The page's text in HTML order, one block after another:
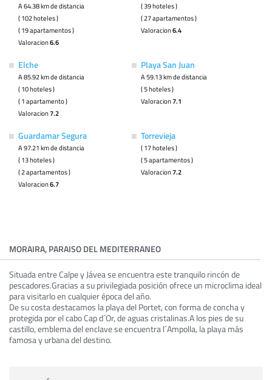
A 64.38 km de distancia
( 102 hoteles )
( 19 apartamentos )
Valoracion6.6
( 39 hoteles )
( 27 apartamentos )
Valoracion6.4
Elche
A 85.92 km de distancia
( 10 hoteles )
( 1 apartamento )
Valoracion7.2
Playa San Juan
A 59.13 km de distancia
( 5 hoteles )
Valoracion7.1
Guardamar Segura
A 97.21 km de distancia
( 13 hoteles )
( 2 apartamentos )
Valoracion6.7
Torrevieja
( 17 hoteles )
( 5 apartamentos )
Valoracion7.2
MORAIRA, PARAISO DEL MEDITERRANEO
Situada entre Calpe y Jávea se encuentra este tranquilo rincón de
pescadores.Gracias a su privilegiada posición ofrece un microclima ideal
para visitarlo en cualquier época del año.
De su costa destacamos la playa del Portet, con forma de concha y
protegida por el cabo Cap d´Or, de aguas cristalinas.A los pies de su
castillo, emblema del enclave se encuentra l´Ampolla, la playa más
famosa y urbana del destino.